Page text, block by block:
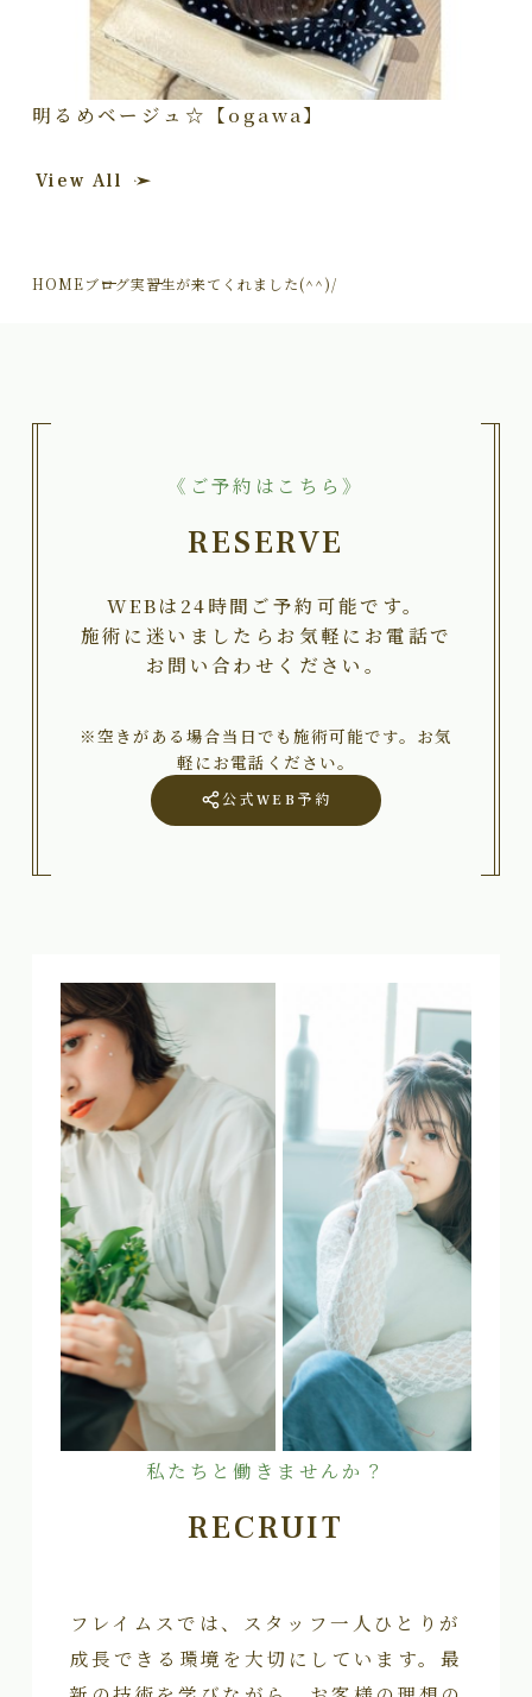
明るめベージュ☆【ogawa】
View All
HOMEブログ実習生が来てくれました(^^)/
《ご予約はこちら》
RESERVE
WEBは24時間ご予約可能です。
施術に迷いましたらお気軽にお電話で
お問い合わせください。
※空きがある場合当日でも施術可能です。お気
軽にお電話ください。
公式WEB予約
私たちと働きませんか？
RECRUIT
フレイムスでは、スタッフ一人ひとりが
成長できる環境を大切にしています。最